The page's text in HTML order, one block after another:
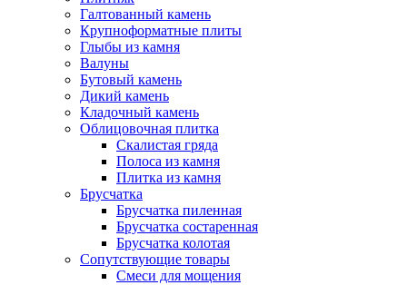
Галтованный камень
Крупноформатные плиты
Глыбы из камня
Валуны
Бутовый камень
Дикий камень
Кладочный камень
Облицовочная плитка
Скалистая гряда
Полоса из камня
Плитка из камня
Брусчатка
Брусчатка пиленная
Брусчатка состаренная
Брусчатка колотая
Сопутствующие товары
Смеси для мощения